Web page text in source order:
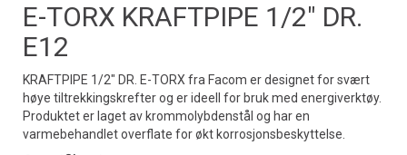
E-TORX KRAFTPIPE 1/2" DR.
E12
KRAFTPIPE 1/2" DR. E-TORX fra Facom er designet for svært
høye tiltrekkingskrefter og er ideell for bruk med energiverktøy.
Produktet er laget av krommolybdenstål og har en
varmebehandlet overflate for økt korrosjonsbeskyttelse.